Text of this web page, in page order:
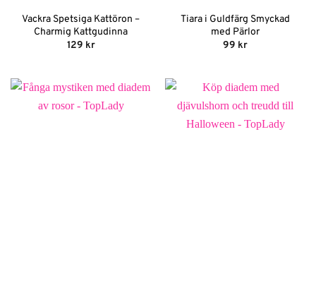
Vackra Spetsiga Kattöron –
Charmig Kattgudinna
129 kr
Tiara i Guldfärg Smyckad
med Pärlor
99 kr